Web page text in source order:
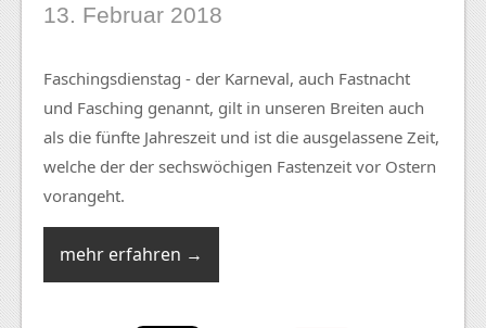
13. Februar 2018
Faschingsdienstag - der Karneval, auch Fastnacht
und Fasching genannt, gilt in unseren Breiten auch
als die fünfte Jahreszeit und ist die ausgelassene Zeit,
welche der der sechswöchigen Fastenzeit vor Ostern
vorangeht.
mehr erfahren →